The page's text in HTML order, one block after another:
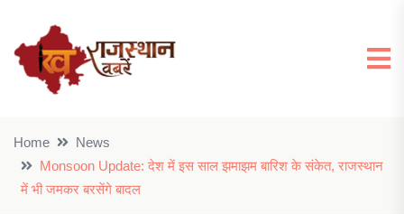
Home
News
Monsoon Update: देश में इस साल झमाझम बारिश के संकेत, राजस्थान
में भी जमकर बरसेंगे बादल